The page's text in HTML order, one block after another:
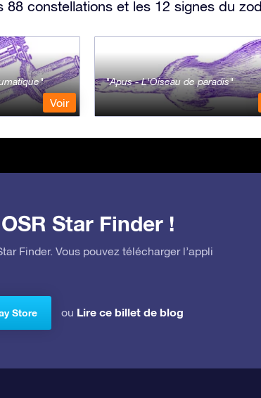
constellations et les 12 signes du
Voir
Apus - L'Oiseau de paradis
Star Finder !
Finder. Vous pouvez télécharger l’appli
Store ou Lire ce billet de blog